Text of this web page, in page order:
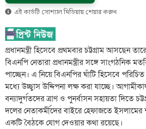
এই কার্ডটি সোশ্যাল মিডিয়ায় শেয়ার করুন
প্রধানমন্ত্রী হিসেবে প্রথমবার চট্টগ্রাম আসছেন
বিএনপি নেতারা প্রধানমন্ত্রীর সঙ্গে সাংগঠনিক
পাচ্ছেন। এ নিয়ে বিএনপির ঘাঁটি হিসেবে পরিচিত
মধ্যে উচ্ছ্বাস উদ্দিপনা লক্ষ করা যাচ্ছে।
বন্যাদুর্গতদের ত্রাণ ও পুনর্বাসন সহায়তা দিতে
দলের নেতাকর্মীদের বাইরে হেফাজতে ইসলামের
একটি বৈঠকে যোগ দেওয়ার কথা রয়েছে।